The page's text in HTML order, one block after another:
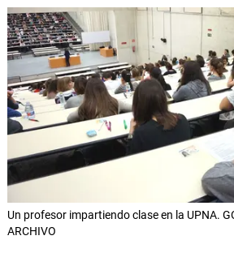
Un profesor impartiendo clase en la UPNA.
ARCHIVO